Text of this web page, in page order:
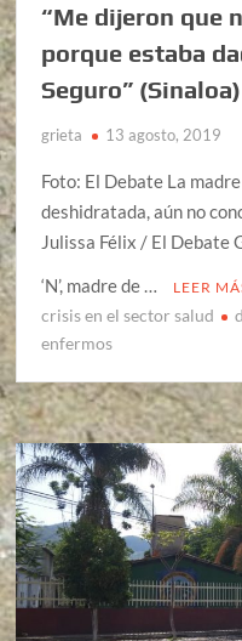
“Me dijeron que
porque estaba
Seguro” (Sinaloa)
grieta 13 agosto, 2019
Foto: El Debate La
deshidratada, aún no
Julissa Félix / El Debate
‘N’, madre de …
LEER
crisis en el sector salud
enfermos